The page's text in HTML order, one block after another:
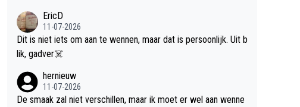
EricD
11-07-2026
Dit is niet iets om aan te wennen, maar dat is persoonlijk. Uit b
lik, gadver☠️
hernieuw
11-07-2026
De smaak zal niet verschillen, maar ik moet er wel aan wenne